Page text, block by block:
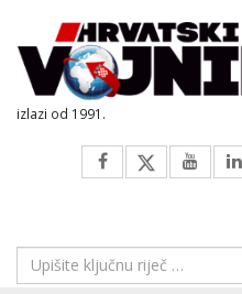
izlazi od 1991.